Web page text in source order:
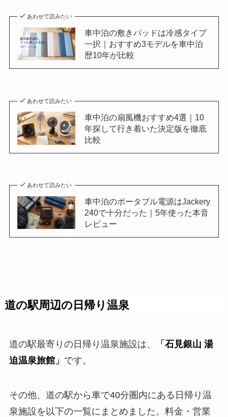
あわせて読みたい
車中泊の敷きパッドは冷感タイプ
一択｜おすすめ3モデルを車中泊
歴10年が比較
あわせて読みたい
車中泊の扇風機おすすめ4選｜10
年探して行き着いた決定版を徹底
比較
あわせて読みたい
車中泊のポータブル電源はJackery
240で十分だった｜5年使った本音
レビュー
道の駅周辺の日帰り温泉
道の駅最寄りの日帰り温泉施設は、 「 石見銀山 湯
迫温泉旅館」 です。
その他、道の駅から車で40分圏内にある日帰り温
泉施設を以下の一覧にまとめました。料金・営業